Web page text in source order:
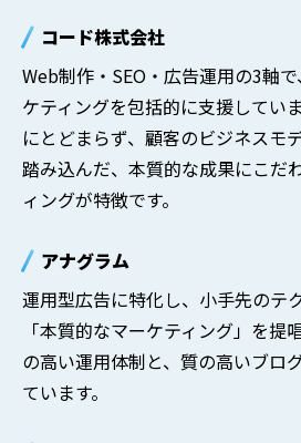
コード株式会社
Web制作・SEO・広告運用の3軸
ケティングを包括的に支援してい
にとどまらず、顧客のビジネスモ
踏み込んだ、本質的な成果にこだ
ィングが特徴です。
アナグラム
運用型広告に特化し、小手先のテ
「本質的なマーケティング」を提
の高い運用体制と、質の高いブロ
ています。